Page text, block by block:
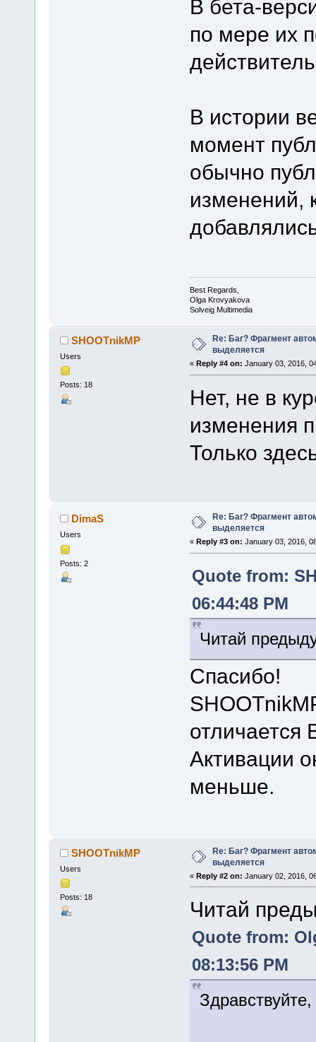
В бета-
по мере их
В истории
момент
обычно
изменений,
Best Regards,
Olga Krovyakova
Solveig Multimedia
SHOOTnikMP
Users
Posts: 18
Re: Баг? Фрагмент
выделяется
« Reply #4 on: January 03, 2016,
Нет, не в
изменения
Только
DimaS
Users
Posts: 2
Re: Баг? Фрагмент
выделяется
« Reply #3 on: January 03, 2016,
Quote from:
06:44:48 PM
Читай
Спасибо!
отличается
Активации
меньше.
SHOOTnikMP
Users
Posts: 18
Re: Баг? Фрагмент
выделяется
« Reply #2 on: January 02, 2016,
Читай
Quote from:
08:13:56 PM